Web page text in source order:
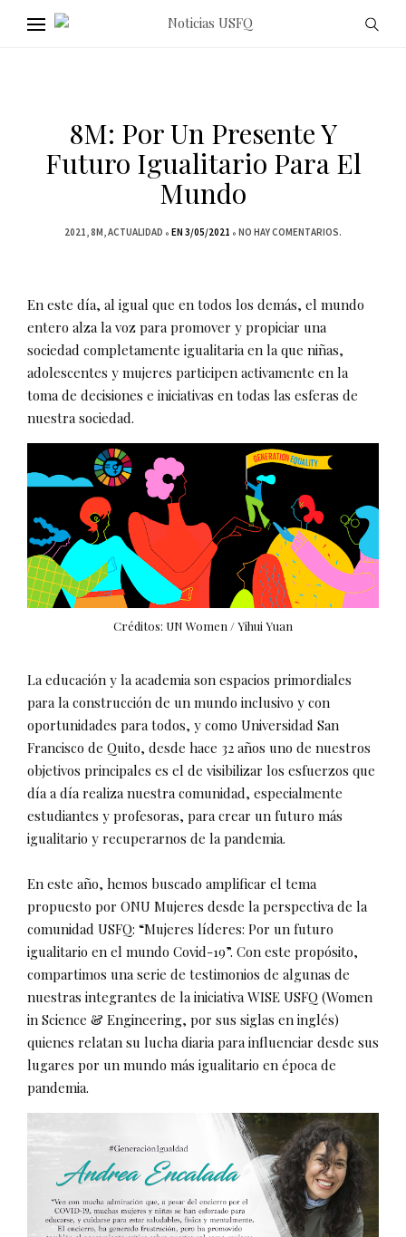
8M: Por Un Presente Y
Futuro Igualitario Para El
Mundo
2021 8M ACTUALIDAD EN 3/05/2021 NO HAY COMENTARIOS.
En este día, al igual que en todos los demás, el mundo
entero alza la voz para promover y propiciar una
sociedad completamente igualitaria en la que niñas,
adolescentes y mujeres participen activamente en la
toma de decisiones e iniciativas en todas las esferas de
nuestra sociedad.
Créditos: UN Women / Yihui Yuan
La educación y la academia son espacios primordiales
para la construcción de un mundo inclusivo y con
oportunidades para todos, y como Universidad San
Francisco de Quito, desde hace 32 años uno de nuestros
objetivos principales es el de visibilizar los esfuerzos que
día a día realiza nuestra comunidad, especialmente
estudiantes y profesoras, para crear un futuro más
igualitario y recuperarnos de la pandemia.
En este año, hemos buscado amplificar el tema
propuesto por ONU Mujeres desde la perspectiva de la
comunidad USFQ: “Mujeres líderes: Por un futuro
igualitario en el mundo Covid-19”. Con este propósito,
compartimos una serie de testimonios de algunas de
nuestras integrantes de la iniciativa WISE USFQ (Women
in Science & Engineering, por sus siglas en inglés)
quienes relatan su lucha diaria para influenciar desde sus
lugares por un mundo más igualitario en época de
pandemia.